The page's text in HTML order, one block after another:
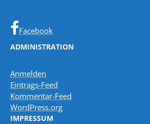
Facebook
ADMINISTRATION
Anmelden
Eintrags-Feed
Kommentar-Feed
WordPress.org
IMPRESSUM